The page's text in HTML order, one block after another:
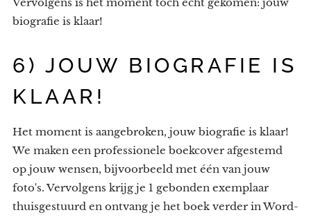
biografie is klaar!
6) JOUW BIOGRAFIE IS
KLAAR!
Het moment is aangebroken, jouw biografie is klaar!
We maken een professionele boekcover afgestemd
op jouw wensen, bijvoorbeeld met één van jouw
foto's. Vervolgens krijg je 1 gebonden exemplaar
thuisgestuurd en ontvang je het boek verder in Word-